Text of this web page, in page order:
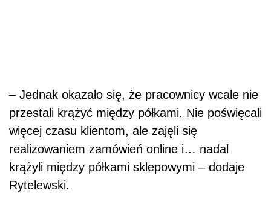
– Jednak okazało się, że pracownicy wcale nie
przestali krążyć między półkami. Nie poświęcali
więcej czasu klientom, ale zajęli się
realizowaniem zamówień online i… nadal
krążyli między półkami sklepowymi – dodaje
Rytelewski.